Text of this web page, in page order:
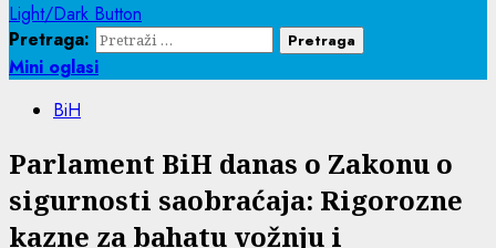
Light/Dark Button
Pretraga:
Mini oglasi
BiH
Parlament BiH danas o Zakonu o
sigurnosti saobraćaja: Rigorozne
kazne za bahatu vožnju i